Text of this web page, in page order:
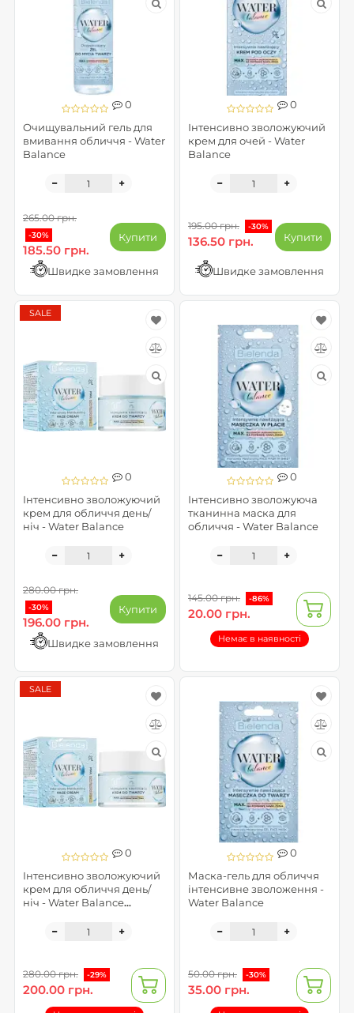
0
Очищувальний гель для
вмивання обличчя - Water
Balance
265.00 грн.
-30%
185.50 грн.
Купити
Швидке замовлення
0
Інтенсивно зволожуючий
крем для очей - Water
Balance
195.00 грн. -30%
136.50 грн. Купити
Швидке замовлення
0
Інтенсивно зволожуючий
крем для обличчя день/
ніч - Water Balance
SALE
280.00 грн.
-30%
196.00 грн.
Купити
Швидке замовлення
0
Інтенсивно зволожуюча
тканинна маска для
обличчя - Water Balance
145.00 грн. -86%
20.00 грн.
Немає в наявності
0
Інтенсивно зволожуючий
крем для обличчя день/
ніч - Water Balance
SALE
280.00 грн. -29%
200.00 грн.
0
Маска-гель для обличчя
інтенсивне зволоження -
Water Balance
50.00 грн. -30%
35.00 грн.